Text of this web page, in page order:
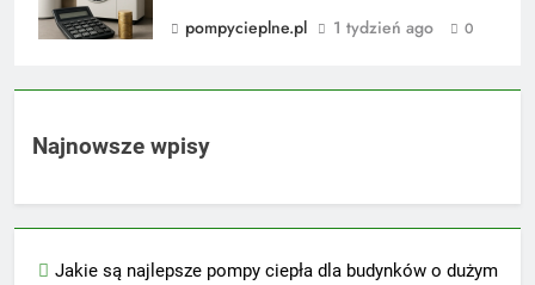
pompycieplne.pl
1 tydzień ago 0
Najnowsze wpisy
Jakie są najlepsze pompy ciepła dla budynków o dużym